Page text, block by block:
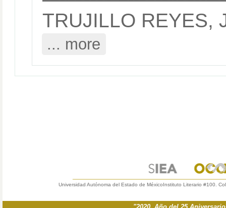
TRUJILLO REYES,
... more
Universidad Autónoma del Estado de MéxicoInstituto Literario #100.